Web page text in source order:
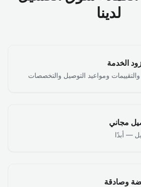
لدينا
الخدمة
ومواعيد التوصيل والتخصصات
مجاني
— أبدًا
وصادقة